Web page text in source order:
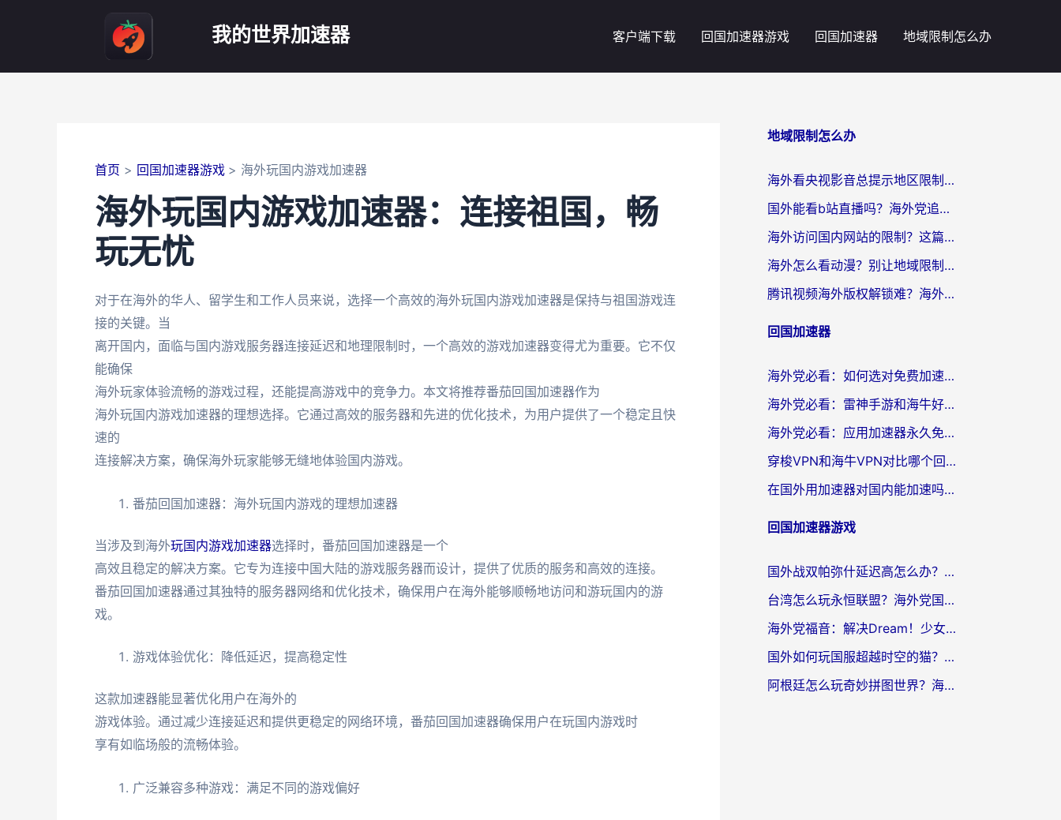
我的世界加速器 客户端下载 回国加速器游戏 回国加速器 地域限制怎么办
首页 回国加速器游戏 海外玩国内游戏加速器
海外玩国内游戏加速器：连接祖国，畅
玩无忧
对于在海外的华人、留学生和工作人员来说，选择一个高效的海外玩国内游戏加速器是保持与祖国游戏连
接的关键。当
离开国内，面临与国内游戏服务器连接延迟和地理限制时，一个高效的游戏加速器变得尤为重要。它不仅
能确保
海外玩家体验流畅的游戏过程，还能提高游戏中的竞争力。本文将推荐番茄回国加速器作为
海外玩国内游戏加速器的理想选择。它通过高效的服务器和先进的优化技术，为用户提供了一个稳定且快
速的
连接解决方案，确保海外玩家能够无缝地体验国内游戏。
番茄回国加速器：海外玩国内游戏的理想加速器
当涉及到海外玩国内游戏加速器选择时，番茄回国加速器是一个
高效且稳定的解决方案。它专为连接中国大陆的游戏服务器而设计，提供了优质的服务和高效的连接。
番茄回国加速器通过其独特的服务器网络和优化技术，确保用户在海外能够顺畅地访问和游玩国内的游
戏。
游戏体验优化：降低延迟，提高稳定性
这款加速器能显著优化用户在海外的
游戏体验。通过减少连接延迟和提供更稳定的网络环境，番茄回国加速器确保用户在玩国内游戏时
享有如临场般的流畅体验。
广泛兼容多种游戏：满足不同的游戏偏好
地域限制怎么办
海外看央视影音总提示地区限制？这篇教你选对回国加速器，流畅追剧不踩坑
国外能看b站直播吗？海外党追剧看片的终极解决方案来了
海外访问国内网站的限制？这篇攻略帮你无缝解锁12306、12123和国内影音
海外怎么看动漫？别让地域限制挡住你的追番快乐
腾讯视频海外版权解锁难？海外党亲测：选对回国加速器，追剧观影零障碍
回国加速器
海外党必看：如何选对免费加速器，无缝访问国内资源不踩坑？
海外党必看：雷神手游和海牛好用吗？+3款热门加速器实测对比，附番茄加速器无缝回国指南
海外党必看：应用加速器永久免费版真的存在吗？教你选对回国加速器无缝刷国内资源
穿梭VPN和海牛VPN对比哪个回国效果更好？海外华人亲测3款热门加速器+避坑指南
在国外用加速器对国内能加速吗？海外党亲测有效的无缝访问指南
回国加速器游戏
国外战双帕弥什延迟高怎么办？2026海外畅玩国服游戏终极指南（附实测工具推荐）
台湾怎么玩永恒联盟？海外党国服游戏加速器选择全攻略（附3大热门游戏实测）
海外党福音：解决Dream！少女乐团派对！国外延迟的实用指南，附北美英国游戏加速方案
国外如何玩国服超越时空的猫？2026海外党必看的加速器选择指南
阿根廷怎么玩奇妙拼图世界？海外玩家国服游戏加速全攻略（附帕斯卡契约战舰少女解决方案）